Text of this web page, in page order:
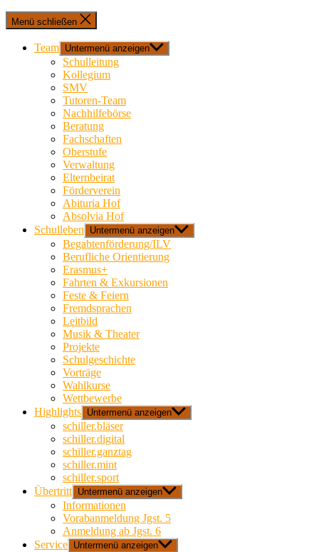
Menü schließen
Team Untermenü anzeigen
Schulleitung
Kollegium
SMV
Tutoren-Team
Nachhilfebörse
Beratung
Fachschaften
Oberstufe
Verwaltung
Elternbeirat
Förderverein
Abituria Hof
Absolvia Hof
Schulleben
Untermenü anzeigen
Begabtenförderung/ILV
Berufliche Orientierung
Erasmus+
Fahrten & Exkursionen
Feste & Feiern
Fremdsprachen
Leitbild
Musik & Theater
Projekte
Schulgeschichte
Vorträge
Wahlkurse
Wettbewerbe
Highlights Untermenü anzeigen
schiller.bläser
schiller.digital
schiller.ganztag
schiller.mint
schiller.sport
Übertritt Untermenü anzeigen
Informationen
Vorabanmeldung Jgst. 5
Anmeldung ab Jgst. 6
Service Untermenü anzeigen